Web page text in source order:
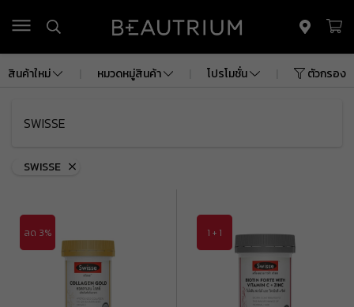
รถเข็น (0)
ค่าจัดส่ง
สินค้าใหม่ หมวดหมู่สินค้า โปรโมชั่น ตัวกรอง
SWISSE
SWISSE
ลด 3% 1 + 1